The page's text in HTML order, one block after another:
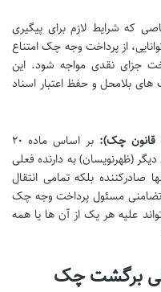
که شرایط لازم برای پیگیری
از پرداخت وجه چک امتناع
جزای نقدی مواجه شود. این
بلامحل و حفظ اعتبار اسناد
بر اساس ماده ۲۰
(ظهرنویسان) به دارنده فعلی
بلکه تمامی انتقال
تضامنی مسئول پرداخت وجه چک
علیه هر یک از آن ها یا همه
برگشت چک